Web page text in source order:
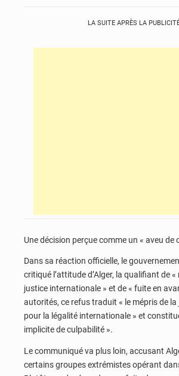
LA SUITE APRÈS LA
Une décision perçue comme un « aveu de
Dans sa réaction officielle, le
critiqué l’attitude d’Alger, la qualifiant de
justice internationale » et de « fuite en
autorités, ce refus traduit « le mépris de
pour la légalité internationale » et
implicite de culpabilité ».
Le communiqué va plus loin, accusant
certains groupes extrémistes opérant